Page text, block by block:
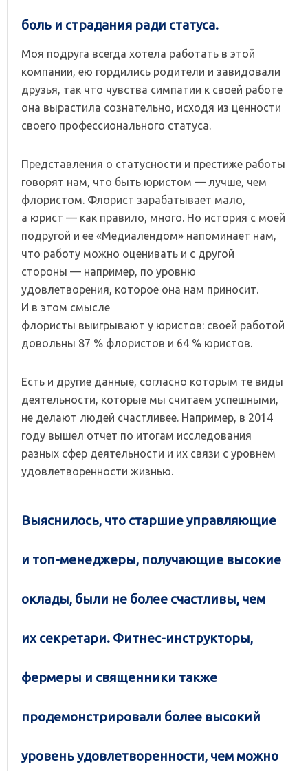
боль и страдания ради статуса.
Моя подруга всегда хотела работать в этой
компании, ею гордились родители и завидовали
друзья, так что чувства симпатии к своей работе
она вырастила сознательно, исходя из ценности
своего профессионального статуса.
Представления о статусности и престиже работы
говорят нам, что быть юристом — лучше, чем
флористом. Флорист зарабатывает мало,
а юрист — как правило, много. Но история с моей
подругой и ее «Медиалендом» напоминает нам,
что работу можно оценивать и с другой
стороны — например, по уровню
удовлетворения, которое она нам приносит.
И в этом смысле
флористы выигрывают у юристов: своей работой
довольны 87 % флористов и 64 % юристов.
Есть и другие данные, согласно которым те виды
деятельности, которые мы считаем успешными,
не делают людей счастливее. Например, в 2014
году вышел отчет по итогам исследования
разных сфер деятельности и их связи с уровнем
удовлетворенности жизнью.
Выяснилось, что старшие управляющие
и топ-менеджеры, получающие высокие
оклады, были не более счастливы, чем
их секретари. Фитнес-инструкторы,
фермеры и священники также
продемонстрировали более высокий
уровень удовлетворенности, чем можно